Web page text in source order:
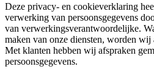
Deze privacy- en cookieverklaring
verwerking van persoonsgegevens
van verwerkingsverantwoordelijke.
maken van onze diensten, worden wij
Met klanten hebben wij afspraken
persoonsgegevens.